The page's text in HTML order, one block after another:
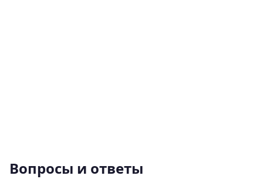
Вопросы и ответы